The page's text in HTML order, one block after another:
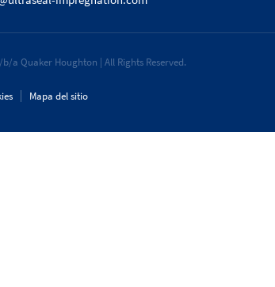
a Quaker Houghton | All Rights Reserved.
Mapa del sitio